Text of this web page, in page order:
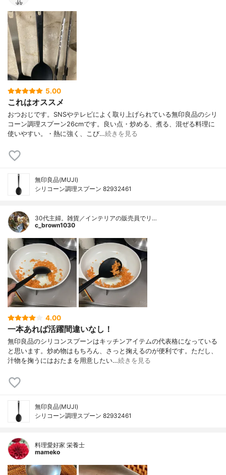
5.00
これはオススメ
おつおじです。SNSやテレビによく取り上げられている無印良品のシリ
コーン調理スプーン26cmです。良い点・炒める、煮る、混ぜる料理に
使いやすい。・熱に強く、こび…続きを見る
無印良品(MUJI)
シリコーン調理スプーン 82932461
30代主婦。雑貨／インテリアの販売員でリ…
c_brown1030
4.00
一本あれば活躍間違いなし！
無印良品のシリコンスプーンはキッチンアイテムの代表格になっている
と思います。炒め物はもちろん、さっと掬えるのが便利です。ただし、
汁物を掬うにはおたまを用意したい…続きを見る
無印良品(MUJI)
シリコーン調理スプーン 82932461
料理愛好家 栄養士
mameko